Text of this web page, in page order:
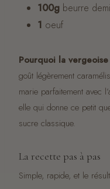
100g beurre
1 oeuf
Pourquoi la
goût légèrement
marie parfaitement avec
elle qui donne ce petit
sucre classique.
La recette pas à pas
Simple, rapide, et le